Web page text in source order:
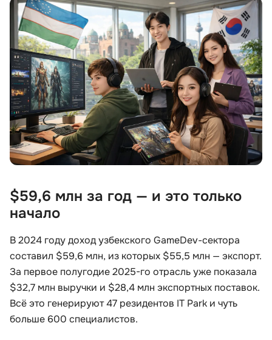
$59,6 млн за год — и это только
начало
В 2024 году доход узбекского GameDev-сектора
составил $59,6 млн, из которых $55,5 млн — экспорт.
За первое полугодие 2025-го отрасль уже показала
$32,7 млн выручки и $28,4 млн экспортных поставок.
Всё это генерируют 47 резидентов IT Park и чуть
больше 600 специалистов.
ДПО
Детям
Акции и промокоды